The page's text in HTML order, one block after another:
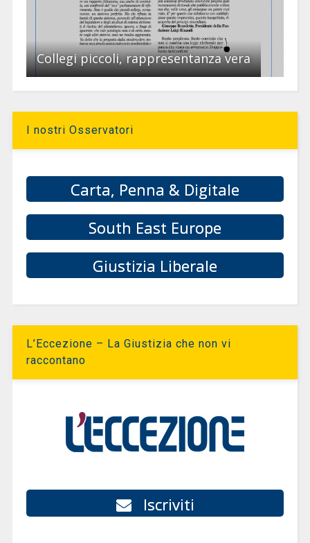
Collegi piccoli, rappresentanza vera
I nostri Osservatori
Carta, Penna & Digitale
South East Europe
Giustizia Liberale
L’Eccezione – La Giustizia che non vi
raccontano
Iscriviti